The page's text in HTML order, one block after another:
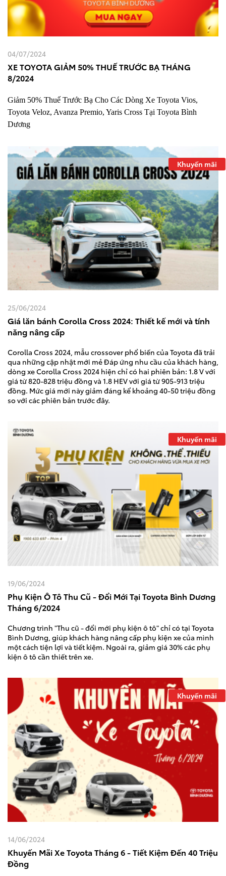
04/07/2024
XE TOYOTA GIẢM 50% THUẾ TRƯỚC BẠ THÁNG
8/2024
Giảm 50% Thuế Trước Bạ Cho Các Dòng Xe Toyota Vios,
Toyota Veloz, Avanza Premio, Yaris Cross Tại Toyota Bình
Dương
Khuyến mãi
25/06/2024
Giá lăn bánh Corolla Cross 2024: Thiết kế mới và tính
năng nâng cấp
Corolla Cross 2024, mẫu crossover phổ biến của Toyota đã trải
qua những cập nhật mới mẻ Đáp ứng nhu cầu của khách hàng,
dòng xe Corolla Cross 2024 hiện chỉ có hai phiên bản: 1.8 V với
giá từ 820-828 triệu đồng và 1.8 HEV với giá từ 905-913 triệu
đồng. Mức giá mới này giảm đáng kể khoảng 40-50 triệu đồng
so với các phiên bản trước đây.
Khuyến mãi
19/06/2024
Phụ Kiện Ô Tô Thu Cũ - Đổi Mới Tại Toyota Bình Dương
Tháng 6/2024
Chương trình "Thu cũ - đổi mới phụ kiện ô tô" chỉ có tại Toyota
Bình Dương, giúp khách hàng nâng cấp phụ kiện xe của mình
một cách tiện lợi và tiết kiệm. Ngoài ra, giảm giá 30% các phụ
kiện ô tô cần thiết trên xe.
Khuyến mãi
14/06/2024
Khuyến Mãi Xe Toyota Tháng 6 - Tiết Kiệm Đến 40 Triệu
Đồng